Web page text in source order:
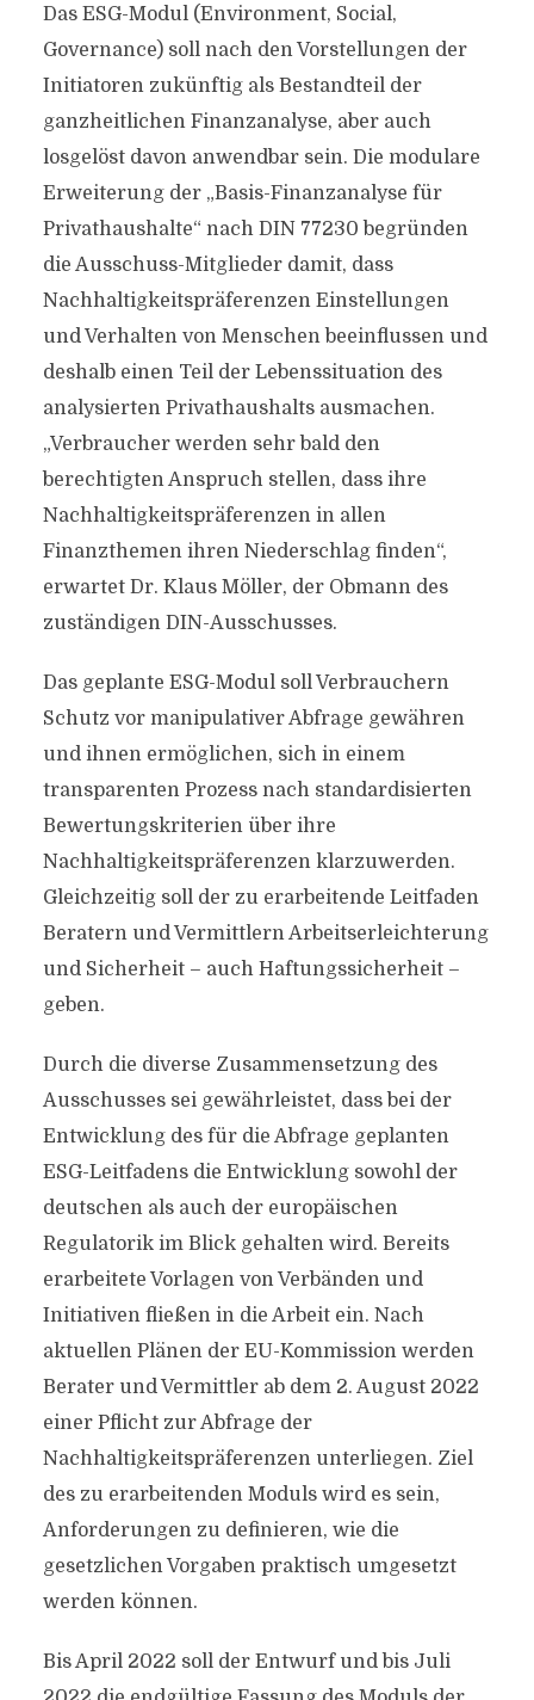
Das ESG-Modul (Environment, Social,
Governance) soll nach den Vorstellungen der
Initiatoren zukünftig als Bestandteil der
ganzheitlichen Finanzanalyse, aber auch
losgelöst davon anwendbar sein. Die modulare
Erweiterung der „Basis-Finanzanalyse für
Privathaushalte“ nach DIN 77230 begründen
die Ausschuss-Mitglieder damit, dass
Nachhaltigkeitspräferenzen Einstellungen
und Verhalten von Menschen beeinflussen und
deshalb einen Teil der Lebenssituation des
analysierten Privathaushalts ausmachen.
„Verbraucher werden sehr bald den
berechtigten Anspruch stellen, dass ihre
Nachhaltigkeitspräferenzen in allen
Finanzthemen ihren Niederschlag finden“,
erwartet Dr. Klaus Möller, der Obmann des
zuständigen DIN-Ausschusses.
Das geplante ESG-Modul soll Verbrauchern
Schutz vor manipulativer Abfrage gewähren
und ihnen ermöglichen, sich in einem
transparenten Prozess nach standardisierten
Bewertungskriterien über ihre
Nachhaltigkeitspräferenzen klarzuwerden.
Gleichzeitig soll der zu erarbeitende Leitfaden
Beratern und Vermittlern Arbeitserleichterung
und Sicherheit – auch Haftungssicherheit –
geben.
Durch die diverse Zusammensetzung des
Ausschusses sei gewährleistet, dass bei der
Entwicklung des für die Abfrage geplanten
ESG-Leitfadens die Entwicklung sowohl der
deutschen als auch der europäischen
Regulatorik im Blick gehalten wird. Bereits
erarbeitete Vorlagen von Verbänden und
Initiativen fließen in die Arbeit ein. Nach
aktuellen Plänen der EU-Kommission werden
Berater und Vermittler ab dem 2. August 2022
einer Pflicht zur Abfrage der
Nachhaltigkeitspräferenzen unterliegen. Ziel
des zu erarbeitenden Moduls wird es sein,
Anforderungen zu definieren, wie die
gesetzlichen Vorgaben praktisch umgesetzt
werden können.
Bis April 2022 soll der Entwurf und bis Juli